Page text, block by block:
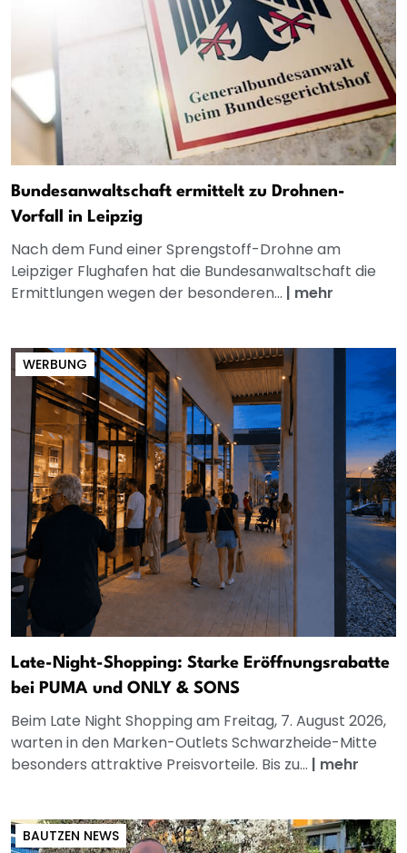
Bundesanwaltschaft ermittelt zu Drohnen-
Vorfall in Leipzig
Nach dem Fund einer Sprengstoff-Drohne am
Leipziger Flughafen hat die Bundesanwaltschaft die
Ermittlungen wegen der besonderen... | mehr
WERBUNG
Late-Night-Shopping: Starke Eröffnungsrabatte
bei PUMA und ONLY & SONS
Beim Late Night Shopping am Freitag, 7. August 2026,
warten in den Marken-Outlets Schwarzheide-Mitte
besonders attraktive Preisvorteile. Bis zu... | mehr
BAUTZEN NEWS